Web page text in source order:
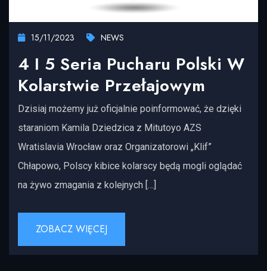
15/11/2023 NEWS
4 I 5 Seria Pucharu Polski W
Kolarstwie Przełajowym
Dzisiaj możemy już oficjalnie poinformować, że dzięki
staraniom Kamila Dziedzica z Mitutoyo AZS
Wratislavia Wrocław oraz Organizatorowi „Klif”
Chłapowo, Polscy kibice kolarscy będą mogli oglądać
na żywo zmagania z kolejnych […]
ZOBACZ WIĘCEJ